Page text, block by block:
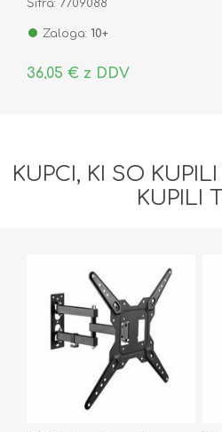
Šifra: 7709088
Zaloga: 10+
36,05 € z DDV
KUPCI, KI SO
KUPILI